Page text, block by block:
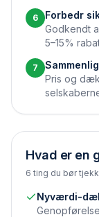
6
Forbedr
Godkendt
5–15%
7
Pris og
Hvad er en
6 ting du bør
Nyværdi-